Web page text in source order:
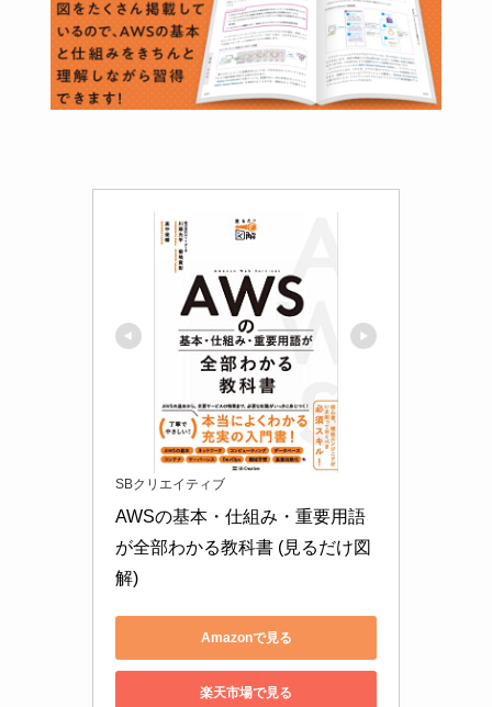
SBクリエイティブ
AWSの基本・仕組み・重要用語
が全部わかる教科書 (見るだけ図
解)
Amazonで見る
楽天市場で見る